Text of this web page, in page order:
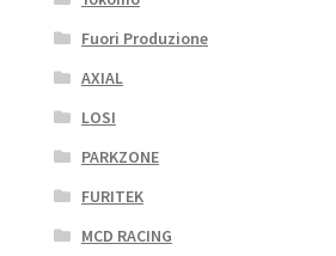
Fuori Produzione
AXIAL
LOSI
PARKZONE
FURITEK
MCD RACING